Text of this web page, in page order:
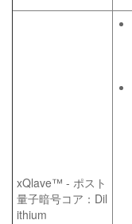
xQlave™ - ポスト
量子暗号コア：Dil
ithium